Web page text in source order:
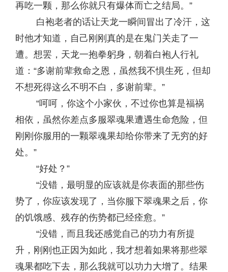
再吃一颗，那么你就只有爆体而亡之结局。”
白袍老者的话让天龙一瞬间冒出了冷汗，这
时他才知道，自己刚刚真的是在鬼门关走了一
遭。想罢，天龙一抱拳躬身，朝着白袍人行礼
道：“多谢前辈救命之恩，虽然我不惧生死，但却
不想死得这么不明不白，多谢前辈。”
“呵呵，你这个小家伙，不过你也算是福祸
相依，虽然你差点多服翠魂果遭遇生命危险，但
刚刚你服用的一颗翠魂果却给你带来了无穷的好
处。”
“好处？”
“没错，最明显的应该就是你表面的那些伤
势了，你应该发现了，当你服下翠魂果之后，你
的饥饿感、残存的伤势都已经痊愈。”
“没错，而且我还感觉自己的功力有所提
升，刚刚也正因为如此，我才想着如果将那些翠
魂果都吃下去，那么我就可以功力大增了。结果